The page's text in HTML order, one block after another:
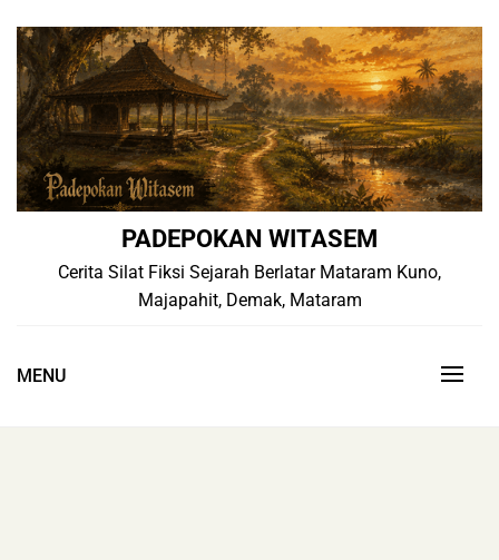
content
PADEPOKAN WITASEM
Cerita Silat Fiksi Sejarah Berlatar Mataram Kuno,
Majapahit, Demak, Mataram
MENU